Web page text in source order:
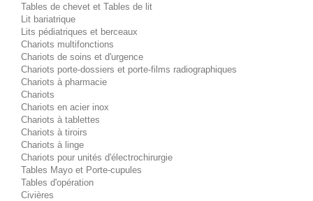
Tables de chevet et Tables de lit
Lit bariatrique
Lits pédiatriques et berceaux
Chariots multifonctions
Chariots de soins et d'urgence
Chariots porte-dossiers et porte-films radiographiques
Chariots à pharmacie
Chariots
Chariots en acier inox
Chariots à tablettes
Chariots à tiroirs
Chariots à linge
Chariots pour unités d'électrochirurgie
Tables Mayo et Porte-cupules
Tables d'opération
Civières